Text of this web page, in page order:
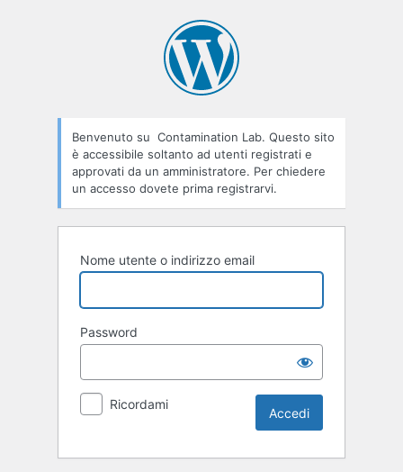
Benvenuto su Contamination Lab. Questo sito
è accessibile soltanto ad utenti registrati e
approvati da un amministratore. Per chiedere
un accesso dovete prima registrarvi.
Nome utente o indirizzo email
Password
Ricordami